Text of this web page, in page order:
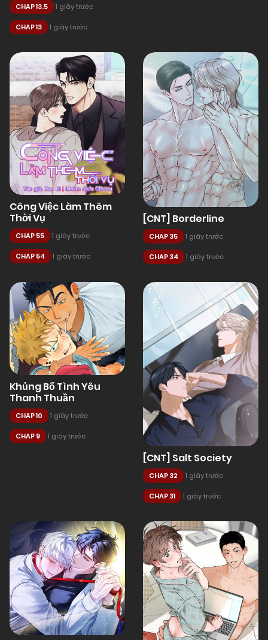
CHAP 13.5 1 giây trước
CHAP 13 1 giây trước
Công Việc Làm Thêm
Thời Vụ
CHAP 55 1 giây trước
CHAP 54 1 giây trước
[CNT] Borderline
CHAP 35 1 giây trước
CHAP 34 1 giây trước
Khủng Bố Tình Yêu
Thanh Thuần
CHAP 10 1 giây trước
CHAP 9 1 giây trước
[CNT] Salt Society
CHAP 32 1 giây trước
CHAP 31 1 giây trước